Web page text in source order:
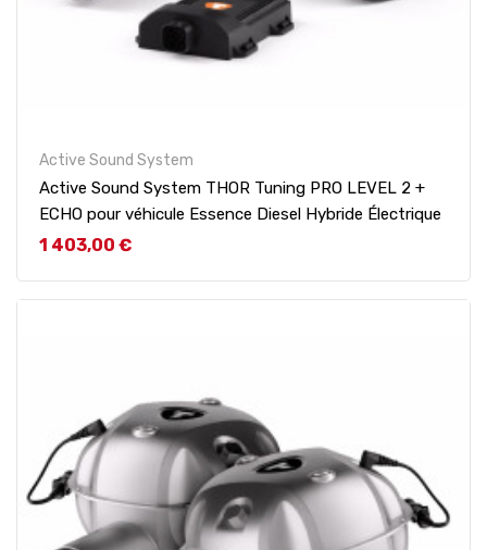
Active Sound System
Active Sound System THOR Tuning PRO LEVEL 2 +
ECHO pour véhicule Essence Diesel Hybride Électrique
Prix
1 403,00 €